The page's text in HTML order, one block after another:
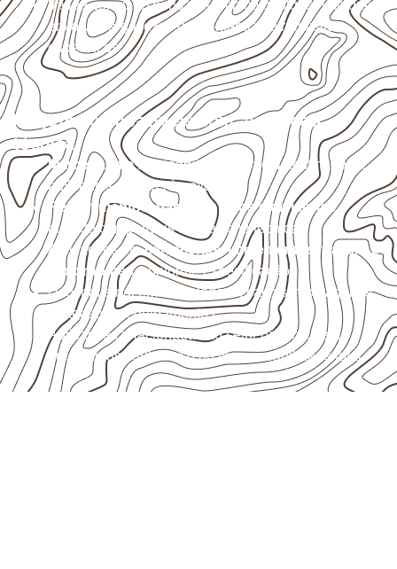
Valide com o responsável técnico qualquer uso que
envolva carga, exposição intensa ou requisitos
específicos.
Projetos compatíveis com avaliação
técnica
Marcenaria e fabricação de móveisdestinados a
ambientes sujeitos à umidade.
Revestimentos, paredes, pisos e divisórias,
quando compatíveis com a ficha técnica.
Aplicações emcarrocerias, implementos, trailers e
motorhomes, conforme especificação.
Uso industrial em embalagens, caixas, montagem e
proteção de equipamentos.
Aplicações relacionadas ao setor náutico, sem
presumir uso submerso ou impermeabilidade total.